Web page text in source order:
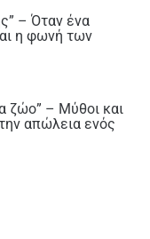
– Όταν ένα
η φωνή των
ζώο” – Μύθοι και
απώλεια ενός